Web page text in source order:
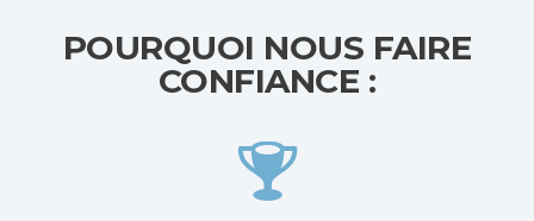
POURQUOI NOUS FAIRE
CONFIANCE :